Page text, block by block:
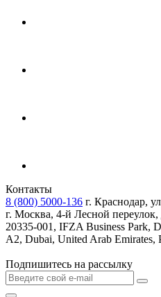
Контакты
8 (800) 5000-136 г. Краснодар,
г. Москва, 4-й Лесной
20335-001, IFZA Business Park,
A2, Dubai, United Arab Emirates,
Подпишитесь на рассылку